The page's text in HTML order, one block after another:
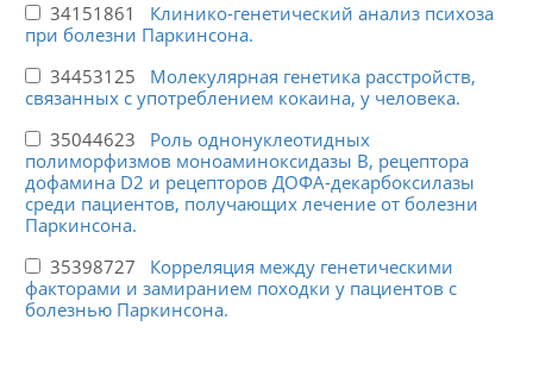
34151861 Клинико-генетический анализ психоза
при болезни Паркинсона.
34453125 Молекулярная генетика расстройств,
связанных с употреблением кокаина, у человека.
35044623 Роль однонуклеотидных
полиморфизмов моноаминоксидазы B, рецептора
дофамина D2 и рецепторов ДОФА-декарбоксилазы
среди пациентов, получающих лечение от болезни
Паркинсона.
35398727 Корреляция между генетическими
факторами и замиранием походки у пациентов с
болезнью Паркинсона.